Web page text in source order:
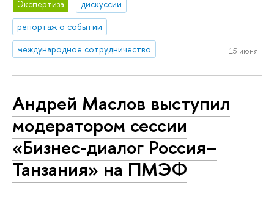
Экспертиза
дискуссии
репортаж о событии
международное сотрудничество
15 июня
Андрей Маслов выступил
модератором сессии
«Бизнес-диалог Россия–
Танзания» на ПМЭФ